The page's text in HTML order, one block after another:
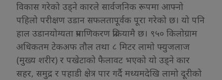
विकास गरेको उड्ने कारले सार्वजनिक रूपमा आफ्नो
पहिलो परीक्षण उडान सफलतापूर्वक पूरा गरेको छ। यो पनि
हाल उडानयोग्यता प्रमाणिकरण प्रक्रियामै छ। ९५० किलोग्राम
अधिकतम टेकअफ तौल तथा ८ मिटर लामो फ्युजलाज
(मुख्य शरीर) र पखेटाको फैलावट भएको यो उड्ने कार
सहर, समुद्र र पहाडी क्षेत्र पार गर्दै मध्यमदेखि लामो दूरीको